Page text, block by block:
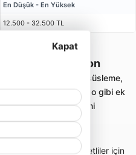
Kapat
En Düşük - En Yüksek
12.500 - 32.500 TL
Organizasyon
tahtı, konsept süsleme,
mehter veya bando gibi ek
eğlence paketlerini
çocuğu ve davetliler için